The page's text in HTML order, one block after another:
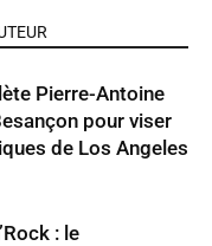
Pierre-Antoine
pour viser
de Los Angeles
: le